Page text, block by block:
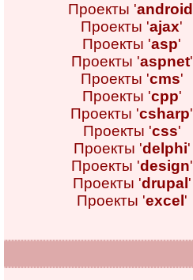
Проекты 'android
Проекты 'ajax'
Проекты 'asp'
Проекты 'aspnet'
Проекты 'cms'
Проекты 'cpp'
Проекты 'csharp'
Проекты 'css'
Проекты 'delphi'
Проекты 'design'
Проекты 'drupal '
Проекты 'excel '